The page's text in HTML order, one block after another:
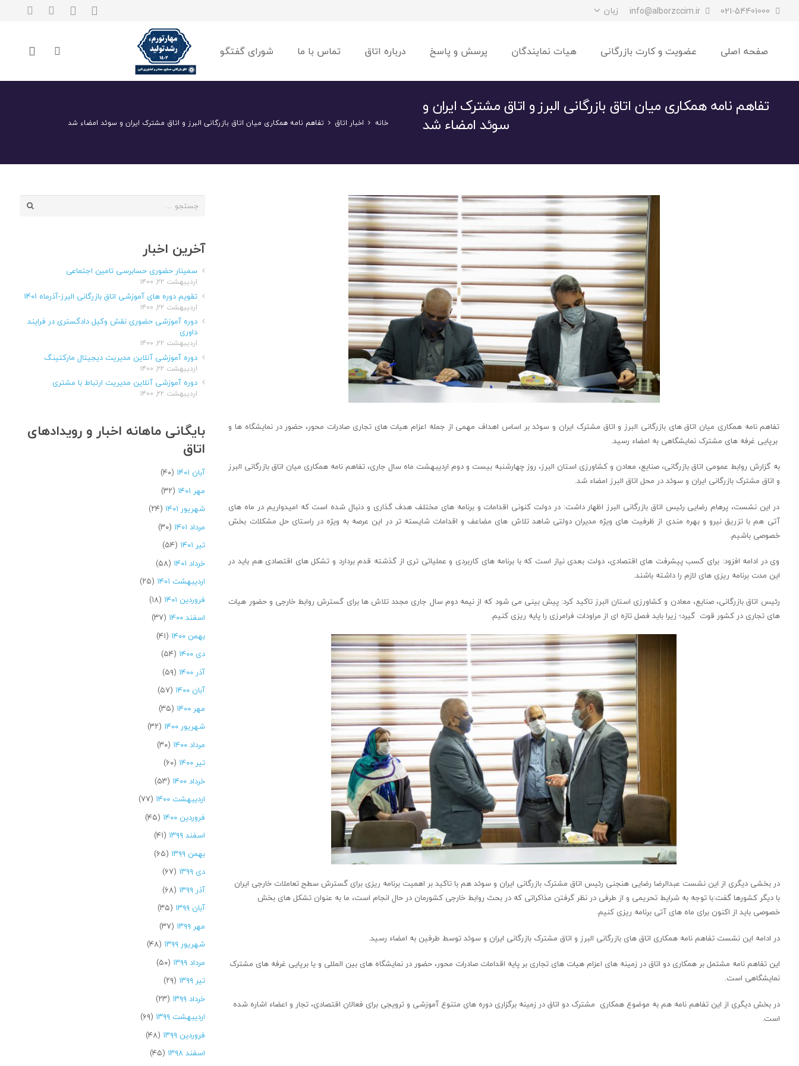
021-54401000
info@alborzccim.ir زبان
صفحه اصلی عضویت و کارت بازرگانی هیات نمایندگان پرسش و پاسخ درباره اتاق تماس با ما شورای گفتگو
تفاهم نامه همکاری میان اتاق بازرگانی البرز و اتاق مشترک ایران و
سوئد امضاء شد خانه اخبار اتاق تفاهم نامه همکاری میان اتاق بازرگانی البرز و اتاق مشترک ایران و سوئد امضاء شد
تفاهم نامه همکاری میان اتاق های بازرگانی البرز و اتاق مشترک ایران و سوئد بر اساس اهداف مهمی از جمله اعزام هیات های تجاری صادرات محور، حضور در نمایشگاه ها و
برپایی غرفه های مشترک نمایشگاهی به امضاء رسید.
به گزارش روابط عمومی اتاق بازرگانی، صنایع، معادن و کشاورزی استان البرز، روز چهارشنبه بیست و دوم اردیبهشت ماه سال جاری، تفاهم نامه همکاری میان اتاق بازرگانی البرز
و اتاق مشترک بازرگانی ایران و سوئد در محل اتاق البرز امضاء شد.
در این نشست، پرهام رضایی رئیس اتاق بازرگانی البرز اظهار داشت: در دولت کنونی اقدامات و برنامه های مختلف هدف گذاری و دنبال شده است که امیدواریم در ماه های
آتی هم با تزریق نیرو و بهره مندی از ظرفیت های ویژه مدیران دولتی شاهد تلاش های مضاعف و اقدامات شایسته تر در این عرصه به ویژه در راستای حل مشکلات بخش
خصوصی باشیم.
وی در ادامه افزود: برای کسب پیشرفت های اقتصادی، دولت بعدی نیاز است که با برنامه های کاربردی و عملیاتی تری از گذشته قدم بردارد و تشکل های اقتصادی هم باید در
این مدت برنامه ریزی های لازم را داشته باشند.
رئیس اتاق بازرگانی، صنایع، معادن و کشاورزی استان البرز تاکید کرد: پیش بینی می شود که از نیمه دوم سال جاری مجدد تلاش ها برای گسترش روابط خارجی و حضور هیات
های تجاری در کشور قوت گیرد؛ زیرا باید فصل تازه ای از مراودات فرامرزی را پایه ریزی کنیم.
در بخشی دیگری از این نشست عبدالرضا رضایی هنجنی رئیس اتاق مشترک بازرگانی ایران و سوئد هم با تاکید بر اهمیت برنامه ریزی برای گسترش سطح تعاملات خارجی ایران
با دیگر کشورها گفت:با توجه به شرایط تحریمی و از طرفی در نظر گرفتن مذاکراتی که در بحث روابط خارجی کشورمان در حال انجام است، ما به عنوان تشکل های بخش
خصوصی باید از اکنون برای ماه های آتی برنامه ریزی کنیم.
در ادامه این نشست تفاهم نامه همکاری اتاق های بازرگانی البرز و اتاق مشترک بازرگانی ایران و سوئد توسط طرفین به امضاء رسید.
این تفاهم نامه مشتمل بر همکاری دو اتاق در زمینه های اعزام هیات های تجاری بر پایه اقدامات صادرات محور، حضور در نمایشگاه های بین المللی و یا برپایی غرفه های مشترک
نمایشگاهی است.
در بخش دیگری از این تفاهم نامه هم به موضوع همکاری مشترک دو اتاق در زمینه برگزاری دوره های متنوع آموزشی و ترویجی برای فعالان اقتصادی، تجار و اعضاء اشاره شده
است.
جستجو
آخرین اخبار
سمینار حضوری حسابرسی تامین اجتماعی
اردیبهشت ۲۲, ۱۴۰۰
تقویم دوره های آموزشی اتاق بازرگانی البرز-آذرماه ۱۴۰۱
اردیبهشت ۲۲, ۱۴۰۰
دوره آموزشی حضوری نقش وکیل دادگستری در فرایند
داوری
اردیبهشت ۲۲, ۱۴۰۰
دوره آموزشی آنلاین مدیریت دیجیتال مارکتینگ
اردیبهشت ۲۲, ۱۴۰۰
دوره آموزشی آنلاین مدیریت ارتباط با مشتری
اردیبهشت ۲۲, ۱۴۰۰
بایگانی ماهانه اخبار و رویدادهای
اتاق
آبان ۱۴۰۱
(۴۰)
مهر ۱۴۰۱
(۳۲)
شهریور ۱۴۰۱
(۲۴)
مرداد ۱۴۰۱
(۳۰)
تیر ۱۴۰۱
(۵۴)
خرداد ۱۴۰۱
(۵۸)
اردیبهشت ۱۴۰۱
(۲۵)
فروردین ۱۴۰۱
(۱۸)
اسفند ۱۴۰۰
(۳۷)
بهمن ۱۴۰۰
(۴۱)
دی ۱۴۰۰
(۵۴)
آذر ۱۴۰۰
(۵۹)
آبان ۱۴۰۰
(۵۷)
مهر ۱۴۰۰
(۳۵)
شهریور ۱۴۰۰
(۳۲)
مرداد ۱۴۰۰
(۳۰)
تیر ۱۴۰۰
(۶۰)
خرداد ۱۴۰۰
(۵۳)
اردیبهشت ۱۴۰۰
(۷۷)
فروردین ۱۴۰۰
(۴۵)
اسفند ۱۳۹۹
(۴۱)
بهمن ۱۳۹۹
(۶۵)
دی ۱۳۹۹
(۶۷)
آذر ۱۳۹۹
(۶۸)
آبان ۱۳۹۹
(۳۵)
مهر ۱۳۹۹
(۳۷)
شهریور ۱۳۹۹
(۴۸)
مرداد ۱۳۹۹
(۵۰)
تیر ۱۳۹۹
(۲۹)
خرداد ۱۳۹۹
(۲۳)
اردیبهشت ۱۳۹۹
(۶۹)
فروردین ۱۳۹۹
(۴۸)
اسفند ۱۳۹۸
(۴۵)